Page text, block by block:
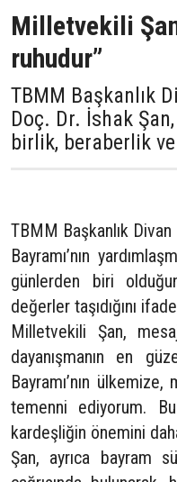
Milletvekili
ruhudur”
TBMM Başkanlık
Doç. Dr. İshak
birlik, beraberlik
TBMM Başkanlık
Bayramı’nın
günlerden biri
değerler taşıdığını
Milletvekili Şan,
dayanışmanın en
Bayramı’nın
temenni ediyorum.
kardeşliğin önemini
Şan, ayrıca bayram